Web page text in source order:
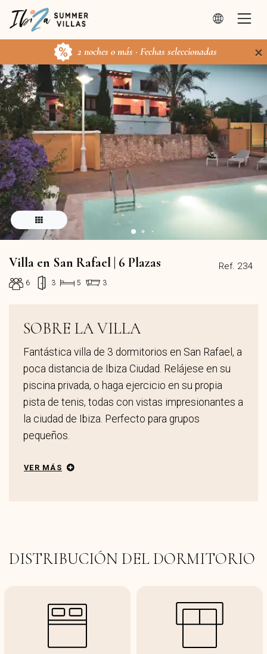
2 noches o más · Fechas seleccionadas ×
Ref. 234
Villa en San Rafael | 6 Plazas
6 3 5 3
SOBRE LA VILLA
Fantástica villa de 3 dormitorios en San Rafael, a
poca distancia de Ibiza Ciudad. Relájese en su
piscina privada, o haga ejercicio en su propia
pista de tenis, todas con vistas impresionantes a
la ciudad de Ibiza. Perfecto para grupos
pequeños.
VER MÁS
DISTRIBUCIÓN DEL DORMITORIO